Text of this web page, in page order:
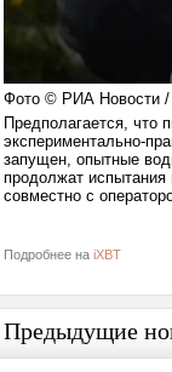
Фото © РИА Новости
Предполагается, что
экспериментально-
запущен, опытные
продолжат испытания
совместно с
Подробнее на iXBT
Предыдущие